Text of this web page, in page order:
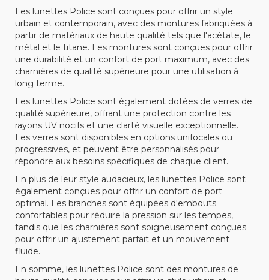
Les lunettes Police sont conçues pour offrir un style
urbain et contemporain, avec des montures fabriquées à
partir de matériaux de haute qualité tels que l'acétate, le
métal et le titane. Les montures sont conçues pour offrir
une durabilité et un confort de port maximum, avec des
charnières de qualité supérieure pour une utilisation à
long terme.
Les lunettes Police sont également dotées de verres de
qualité supérieure, offrant une protection contre les
rayons UV nocifs et une clarté visuelle exceptionnelle.
Les verres sont disponibles en options unifocales ou
progressives, et peuvent être personnalisés pour
répondre aux besoins spécifiques de chaque client.
En plus de leur style audacieux, les lunettes Police sont
également conçues pour offrir un confort de port
optimal. Les branches sont équipées d'embouts
confortables pour réduire la pression sur les tempes,
tandis que les charnières sont soigneusement conçues
pour offrir un ajustement parfait et un mouvement
fluide.
En somme, les lunettes Police sont des montures de